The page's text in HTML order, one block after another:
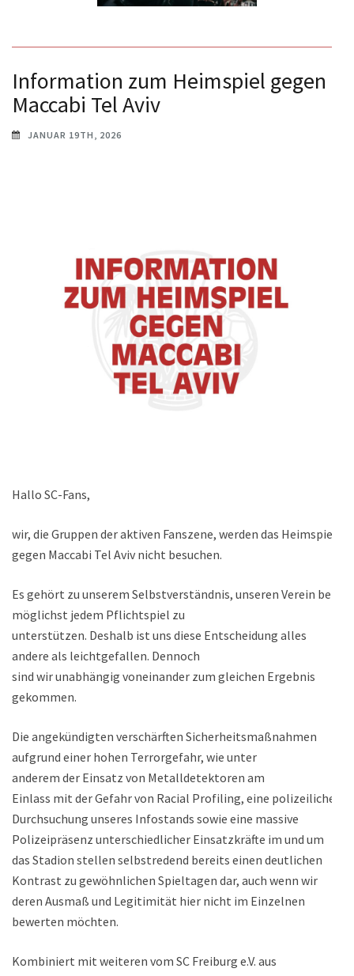
Information zum Heimspiel gegen
Maccabi Tel Aviv
JANUAR 19TH, 2026
Hallo SC-Fans,
wir, die Gruppen der aktiven Fanszene, werden das Heimspiel
gegen Maccabi Tel Aviv nicht besuchen.
Es gehört zu unserem Selbstverständnis, unseren Verein bei
möglichst jedem Pflichtspiel zu
unterstützen. Deshalb ist uns diese Entscheidung alles
andere als leichtgefallen. Dennoch
sind wir unabhängig voneinander zum gleichen Ergebnis
gekommen.
Die angekündigten verschärften Sicherheitsmaßnahmen
aufgrund einer hohen Terrorgefahr, wie unter
anderem der Einsatz von Metalldetektoren am
Einlass mit der Gefahr von Racial Profiling, eine polizeiliche
Durchsuchung unseres Infostands sowie eine massive
Polizeipräsenz unterschiedlicher Einsatzkräfte im und um
das Stadion stellen selbstredend bereits einen deutlichen
Kontrast zu gewöhnlichen Spieltagen dar, auch wenn wir
deren Ausmaß und Legitimität hier nicht im Einzelnen
bewerten möchten.
Kombiniert mit weiteren vom SC Freiburg e.V. aus